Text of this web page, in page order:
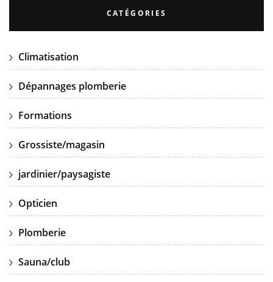
CATÉGORIES
Climatisation
Dépannages plomberie
Formations
Grossiste/magasin
jardinier/paysagiste
Opticien
Plomberie
Sauna/club